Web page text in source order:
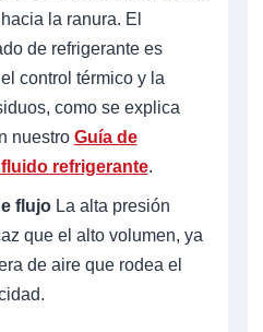
la ranura. El
de refrigerante es
control térmico y la
como se explica
nuestro Guía de
refrigerante.
flujoLa alta presión
que el alto volumen, ya
de aire que rodea el